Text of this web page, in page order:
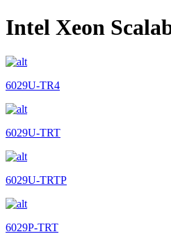
Intel Xeon
6029U-TR4
6029U-TRT
6029U-TRTP
6029P-TRT